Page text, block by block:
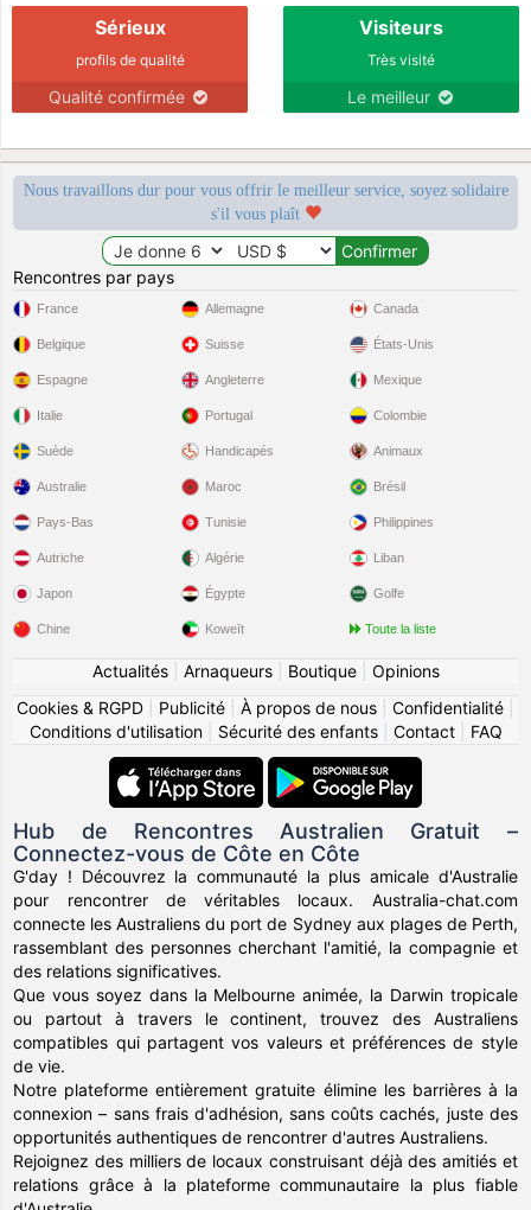
Sérieux
profils de qualité
Qualité confirmée
Visiteurs
Très visité
Le meilleur
Nous travaillons dur pour vous offrir le meilleur service, soyez solidaire
s'il vous plaît
Rencontres par pays
France
Belgique
Espagne
Italie
Suède
Allemagne
Suisse
Angleterre
Portugal
Handicapés
Canada
États-Unis
Mexique
Colombie
Animaux
Australie
Pays-Bas
Autriche
Japon
Chine
Maroc
Tunisie
Algérie
Égypte
Koweït
Brésil
Philippines
Liban
Golfe
Toute la liste
Actualités| Arnaqueurs| Boutique| Opinions
Cookies & RGPD
Publicité À propos de nous Confidentialité
Conditions d'utilisation| Sécurité des enfants| Contact| FAQ
Hub de Rencontres Australien Gratuit –
Connectez-vous de Côte en Côte
G'day ! Découvrez la communauté la plus amicale d'Australie
pour rencontrer de véritables locaux. Australia-chat.com
connecte les Australiens du port de Sydney aux plages de Perth,
rassemblant des personnes cherchant l'amitié, la compagnie et
des relations significatives.
Que vous soyez dans la Melbourne animée, la Darwin tropicale
ou partout à travers le continent, trouvez des Australiens
compatibles qui partagent vos valeurs et préférences de style
de vie.
Notre plateforme entièrement gratuite élimine les barrières à la
connexion – sans frais d'adhésion, sans coûts cachés, juste des
opportunités authentiques de rencontrer d'autres Australiens.
Rejoignez des milliers de locaux construisant déjà des amitiés et
relations grâce à la plateforme communautaire la plus fiable